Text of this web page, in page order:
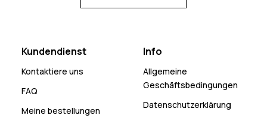
Kundendienst
Kontaktiere uns
FAQ
Meine bestellungen
Info
Allgemeine
Geschäftsbedingungen
Datenschutzerklärung